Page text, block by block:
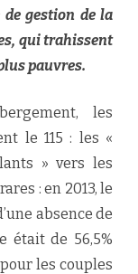
gestion de la
qui trahissent
pauvres.
les
le 115 : les «
» vers les
: en 2013, le
absence de
était de 56,5%
les couples